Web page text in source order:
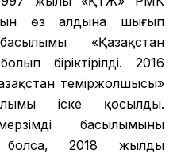
өз алдына шығып
«Қазақстан
біріктірілді. 2016
теміржолшысы»
іске қосылды.
басылымының
болса, 2018 жылдың